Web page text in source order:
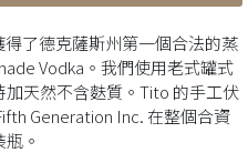
了德克薩斯州第一個合法的蒸
Vodka。我們使用老式罐式
天然不含麩質。Tito 的手工伏
Generation Inc. 在整個合資
。